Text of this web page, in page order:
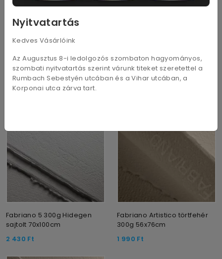
Nyitvatartás
Kedves Vásárlóink
Az Augusztus 8-i ledolgozós szombaton hagyományos,
szombati nyitvatartás szerint várunk titeket szeretettel a
Rumbach Sebestyén utcában és a Vihar utcában, a
Korponai utca zárva tart.
680 Ft
910Ft
Fabriano 5 300g Hidegen
sajtolt 70x100cm
2 430 Ft
Fabriano Artistico törtfehér
300g 56x76cm
1 990 Ft